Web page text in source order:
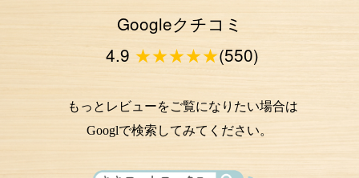
Googleクチコミ
4.9 ★★★★★(550)
もっとレビューをご覧になりたい場合は
Googlで検索してみてください。